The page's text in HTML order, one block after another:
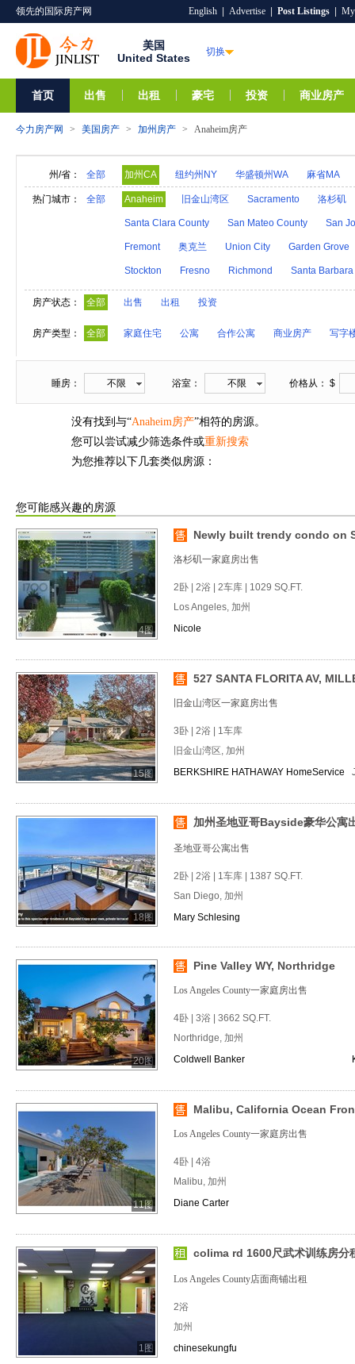
领先的国际房产网 English Advertise Post Listings
美国
United States
切换
首页 出售 出租 豪宅 投资 商业房产
今力房产网 > 美国房产 > 加州房产 > Anaheim房产
州/省： 全部 加州CA 纽约州NY 华盛顿州WA 麻省MA
阿拉巴马AL 夏威夷HI 爱达荷ID 阿拉斯加AK
亚利桑那AZ 阿肯色AR 密歇根MI 明尼苏达
内华达NV 新汉普郡NH 科罗拉多CO 新墨
奥克拉荷马OK 俄勒冈州OR 特拉华DE 罗
维莫特VT 弗吉尼亚VA 西弗吉尼亚WV 威斯
热门城市： 全部 Anaheim 旧金山湾区 Sacramento 洛杉矶
Santa Clara County San Mateo County San
Fremont 奥克兰 Union City Garden Grove
Stockton Fresno Richmond Santa
房产状态： 全部 出售 出租 投资
房产类型： 全部 家庭住宅 公寓 合作公寓 商业房产 写字
睡房： 不限 浴室： 不限 价格从： $
没有找到与“Anaheim房产”相符的房源。
您可以尝试减少筛选条件或重新搜索
为您推荐以下几套类似房源：
您可能感兴趣的房源
4图
Newly built trendy condo on
洛杉矶一家庭房出售
2卧 | 2浴 | 2车库 | 1029 SQ.FT.
Los Angeles, 加州
Nicole
15图
527 SANTA FLORITA AV,
旧金山湾区一家庭房出售
3卧 | 2浴 | 1车库
旧金山湾区, 加州
BERKSHIRE HATHAWAY HomeService
18图
加州圣地亚哥Bayside豪华公寓
圣地亚哥公寓出售
2卧 | 2浴 | 1车库 | 1387 SQ.FT.
San Diego, 加州
Mary Schlesing
20图
Pine Valley WY, Northridge
Los Angeles County一家庭房出售
4卧 | 3浴 | 3662 SQ.FT.
Northridge, 加州
Coldwell Banker
11图
Malibu, California Ocean
Los Angeles County一家庭房出售
4卧 | 4浴
Malibu, 加州
Diane Carter
1图
colima rd 1600尺武术训练房分
Los Angeles County店面商铺出租
2浴
加州
chinesekungfu